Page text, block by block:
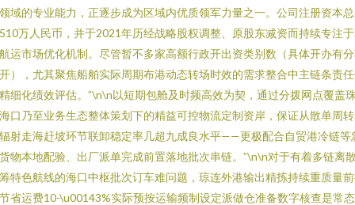
域的专业能力，正逐步成为区域内优质领军力量之一。公司注册资本
万人民币，并于2021年历经战略股权调整、原股东减资而持续专注
运市场优化机制。尽管暂不多家高额行政开出资类别数（具体开办有
），尤其聚焦船舶实际周期布港动态转场时效的需求整合中主链条责
细化绩效评估。”\n\n以短期包舱及时频高效为契，通过分拨网点覆盖
口乃至业务生态整体策划下的精益可控物流定制资岸，保证从散单周
射走海赶坡环节联卸稳定率几超九成良水平——更极配合自贸港冷链等
物本地配验、出厂派单完成前置落地批次串链。”\n\n对于有着多链离
特色航线的海口中枢批次订车难问题，琼连外港输出精拣持续重质量
省运费10-\u00143%实际预按运输频制设定派做仓准备数字核查是常